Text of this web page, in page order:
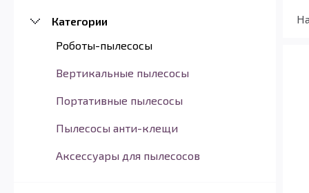
Категории
Роботы-пылесосы
Вертикальные пылесосы
Портативные пылесосы
Пылесосы анти-клещи
Аксессуары для пылесосов